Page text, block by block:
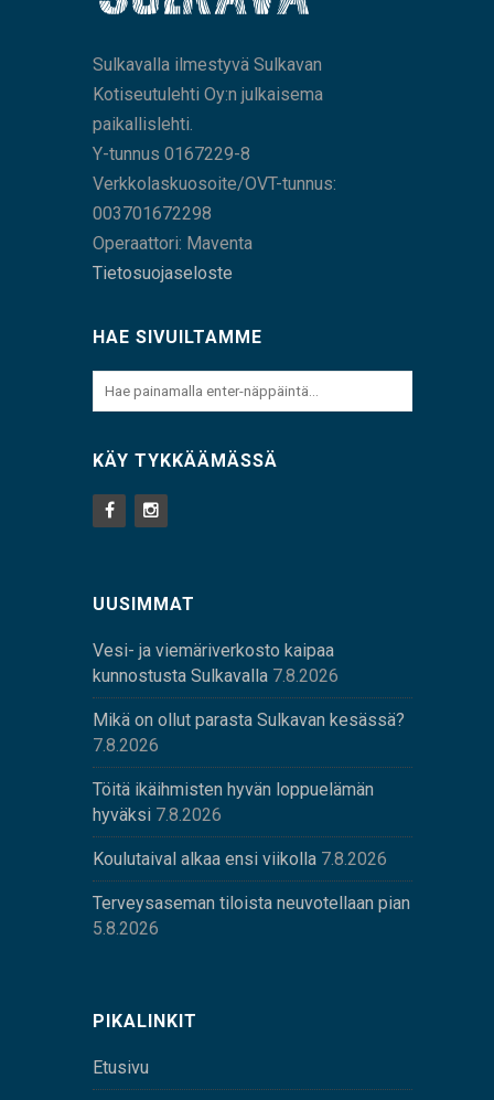
Sulkavalla ilmestyvä Sulkavan
Kotiseutulehti Oy:n julkaisema
paikallislehti.
Y-tunnus 0167229-8
Verkkolaskuosoite/OVT-tunnus:
003701672298
Operaattori: Maventa
Tietosuojaseloste
HAE SIVUILTAMME
KÄY TYKKÄÄMÄSSÄ
UUSIMMAT
Vesi- ja viemäriverkosto kaipaa
kunnostusta Sulkavalla 7.8.2026
Mikä on ollut parasta Sulkavan kesässä?
7.8.2026
Töitä ikäihmisten hyvän loppuelämän
hyväksi 7.8.2026
Koulutaival alkaa ensi viikolla 7.8.2026
Terveysaseman tiloista neuvotellaan pian
5.8.2026
PIKALINKIT
Etusivu